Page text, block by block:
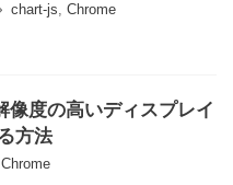
chart-js, Chrome
像度の高いディスプレイ
方法
Chrome